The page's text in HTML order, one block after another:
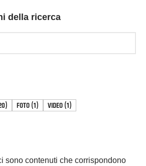
della ricerca
) FOTO(1) VIDEO(1)
sono contenuti che corrispondono